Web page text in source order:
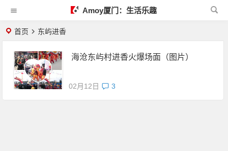
Amoy厦门：生活乐趣
首页 东屿进香
海沧东屿村进香火爆场面（图片）
02月12日 3